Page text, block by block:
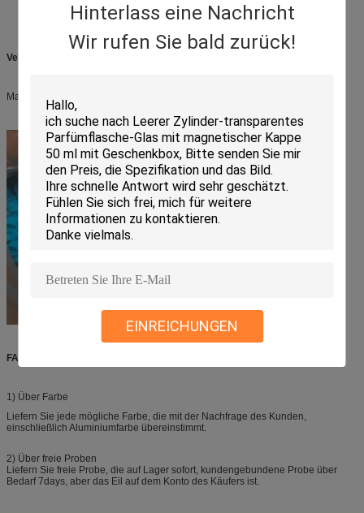
Hinterlass eine Nachricht
Wir rufen Sie bald zurück!
EINREICHUNGEN
Verwendet für alle Arten Behälter in den verschiedenen Materialien
Verpacken
Massenverpackung mit dem Versiegeln von OPP-Tasche:
FAQ:
1) Über Farbe
Liefern Sie jede mögliche Farbe, die mit der Nachfrage des Kunden,
einschließlich Aluminiumfarbe übereinstimmt.
2) Über freie Proben
Liefern Sie freie Probe, die auf Lager sofort, kundengebundene Probe über
Bedarf 7days, aber das Eil auf dem Konto des Käufers ist.